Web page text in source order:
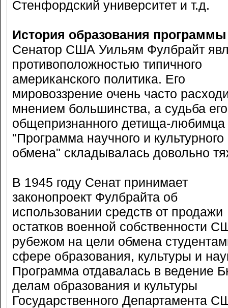
Стенфордский университет и т.д.
История образования программы
Сенатор США Уильям Фулбрайт
противоположностью типичного
американского политика. Его
мировоззрение очень часто
мнением большинства, а судьба его
общепризнанного детища-любимца
"Программа научного и культурного
обмена" складывалась довольно
В 1945 году Сенат принимает
законопроект Фулбрайта об
использовании средств от продажи
остатков военной собственности
рубежом на цели обмена
сфере образования, культуры и
Программа отдавалась в ведение
делам образования и культуры
Государственного Департамента